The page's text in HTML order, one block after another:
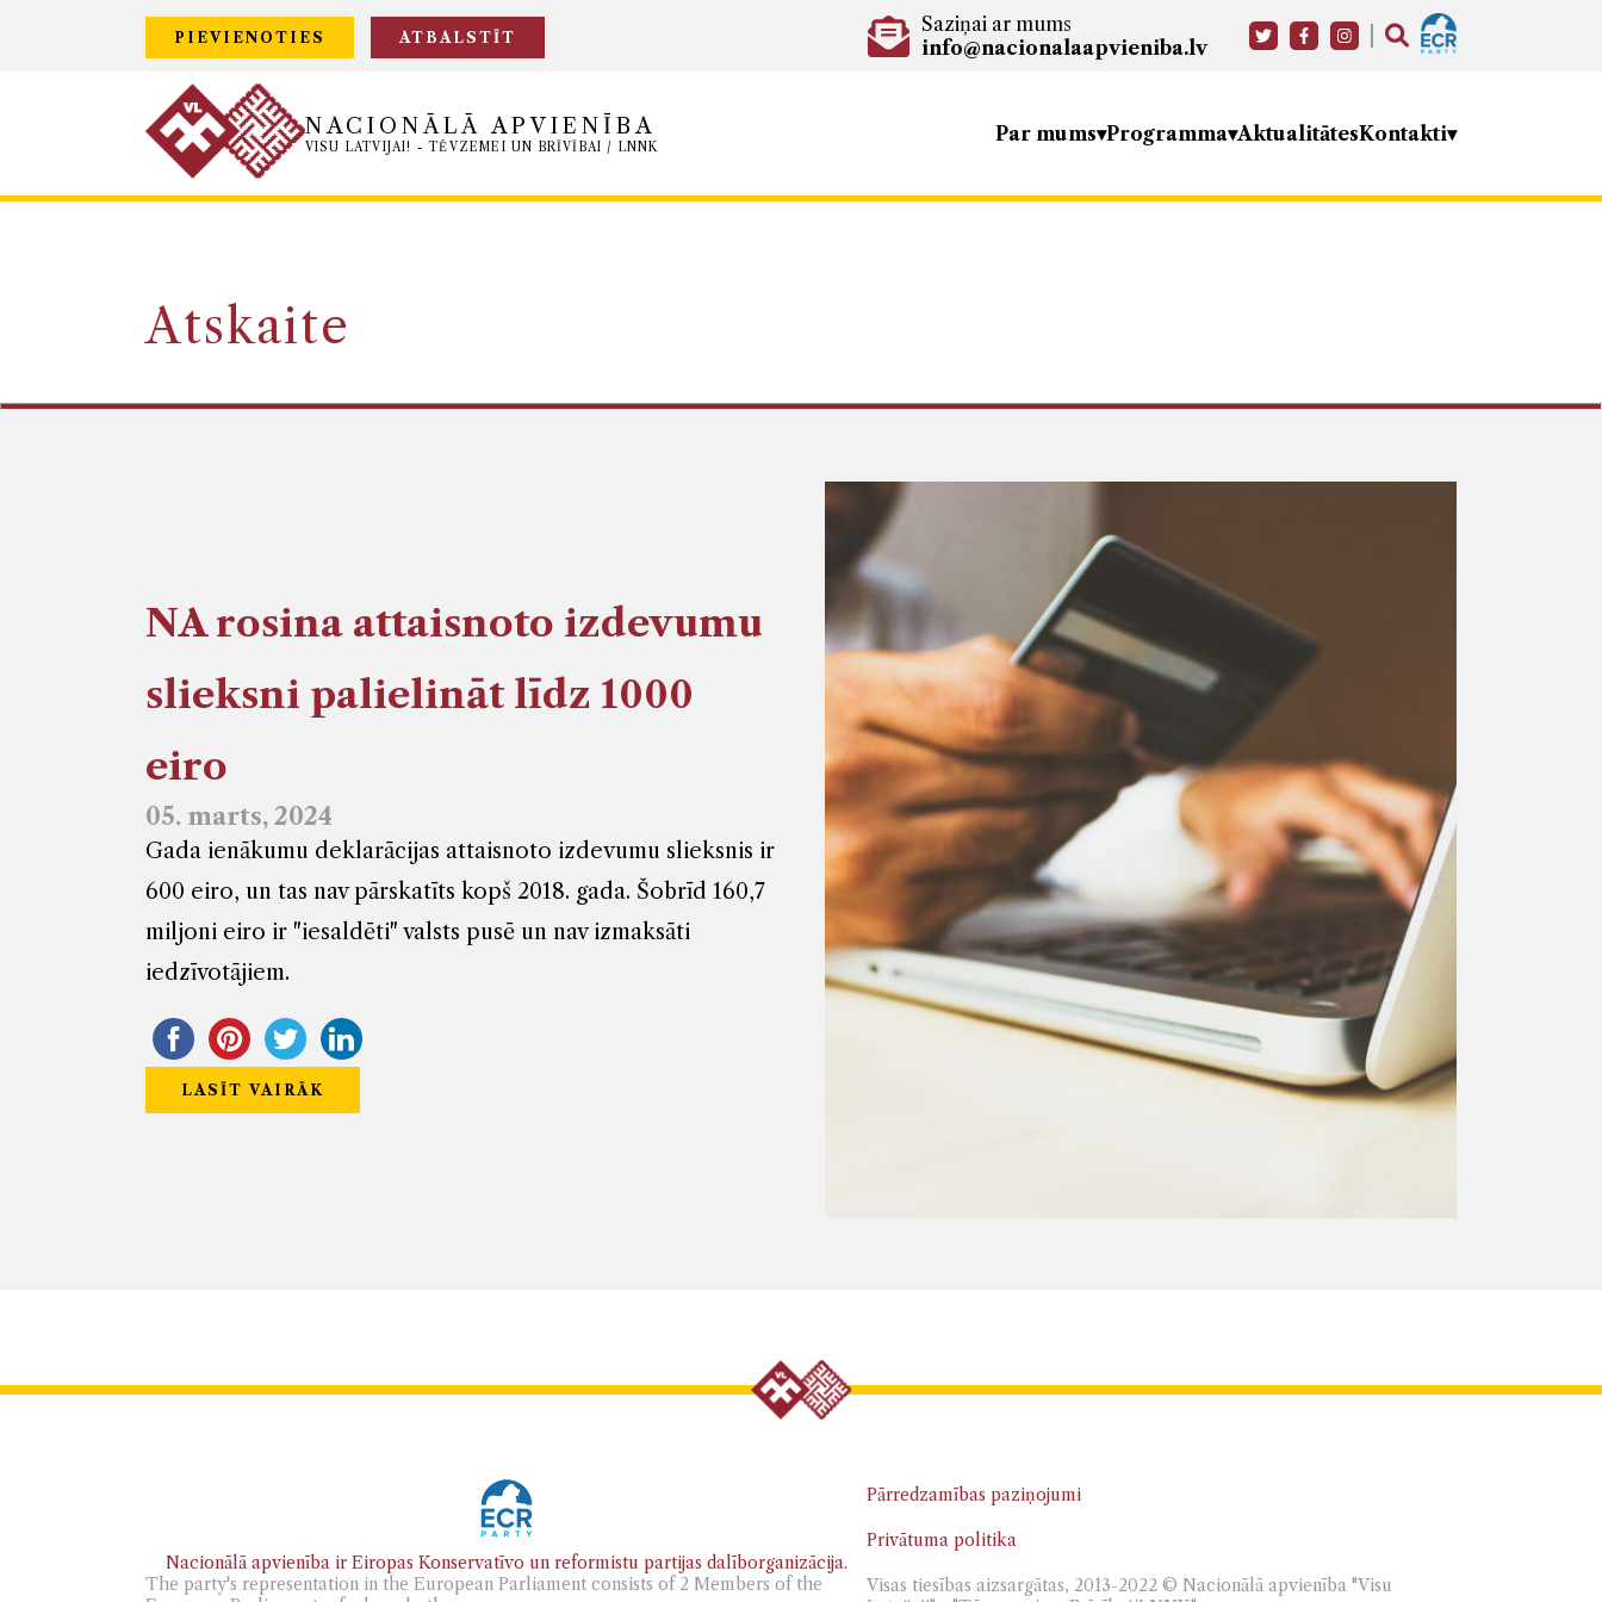
PIEVIENOTIES ATBALSTĪT
Saziņai ar mums
info@nacionalaapvieniba.lv
NACIONĀLĀ APVIENĪBA
VISU LATVIJAI! - TĒVZEMEI UN BRĪVĪBAI / LNNK
Par mums Programma AktualitātesKontakti
Atskaite
NA rosina attaisnoto izdevumu
slieksni palielināt līdz 1000
eiro
05. marts, 2024
Gada ienākumu deklarācijas attaisnoto izdevumu slieksnis ir
600 eiro, un tas nav pārskatīts kopš 2018. gada. Šobrīd 160,7
miljoni eiro ir "iesaldēti" valsts pusē un nav izmaksāti
iedzīvotājiem.
LASĪT VAIRĀK
Nacionālā apvienība ir Eiropas Konservatīvo un reformistu partijas dalīborganizācija.
The party's representation in the European Parliament consists of 2 Members of the
Pārredzamības paziņojumi
Privātuma politika
Visas tiesības aizsargātas, 2013-2022 © Nacionālā apvienība "Visu